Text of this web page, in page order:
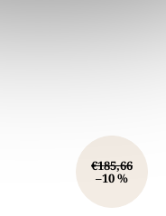
€185,66
–10 %